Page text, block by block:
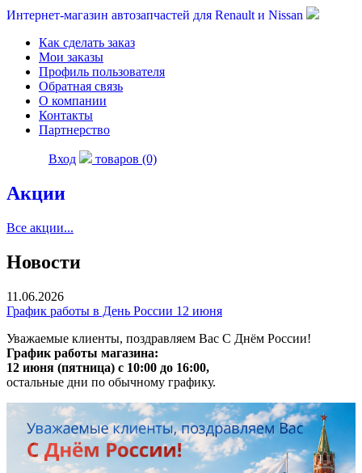
Интернет-магазин автозапчастей для Renault и Nissan
Как сделать заказ
Мои заказы
Профиль пользователя
Обратная связь
О компании
Контакты
Партнерство
Вход товаров (0)
Акции
Все акции...
Новости
11.06.2026
График работы в День России 12 июня
Уважаемые клиенты, поздравляем Вас С Днём России!
График работы магазина:
12 июня (пятница) с 10:00 до 16:00,
остальные дни по обычному графику.